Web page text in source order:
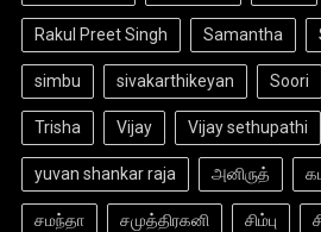
Rakul Preet Singh Samantha
simbu sivakarthikeyan Soori
Trisha Vijay Vijay sethupathi
yuvan shankar raja அனிருத்
சமந்தா சமுத்திரகனி சிம்பு